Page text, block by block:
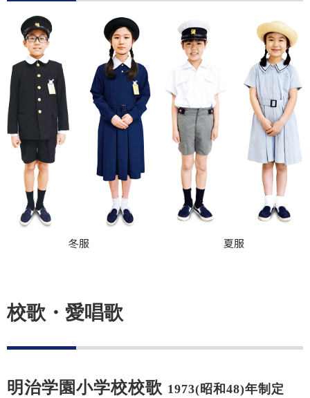
冬服 夏服
校歌・愛唱歌
明治学園小学校校歌 1973(昭和48)年制定